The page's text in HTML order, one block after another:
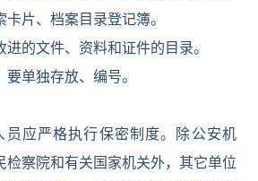
片、档案目录登记簿。
的文件、资料和证件的目录。
单独存放、编号。
员应严格执行保密制度。除公安机
检察院和有关国家机关外，其它单位